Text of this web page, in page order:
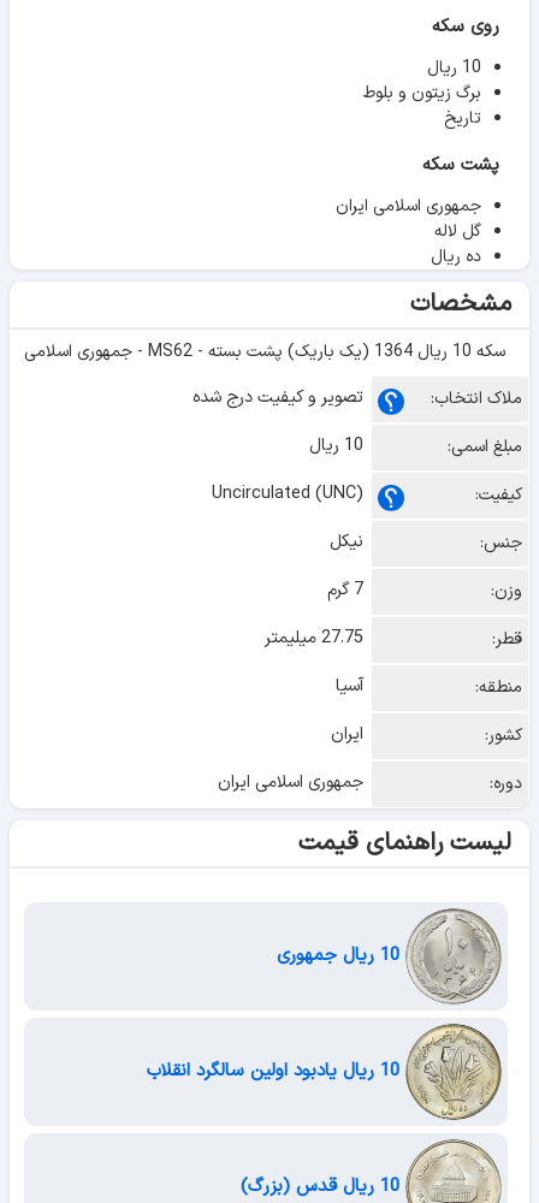
روی سکه
10 ریال
برگ زیتون و بلوط
تاریخ
پشت سکه
جمهوری اسلامی ایران
گل لاله
ده ریال
مشخصات
سکه 10 ریال 1364 (یک باریک) پشت بسته - MS62 - جمهوری اسلامی
ملاک انتخاب:
تصویر و کیفیت درج شده
مبلغ اسمی:
10 ریال
کیفیت:
Uncirculated (UNC)
جنس:
نیکل
وزن:
7 گرم
قطر:
27.75 میلیمتر
منطقه:
آسیا
کشور:
ایران
دوره:
جمهوری اسلامی ایران
لیست راهنمای قیمت